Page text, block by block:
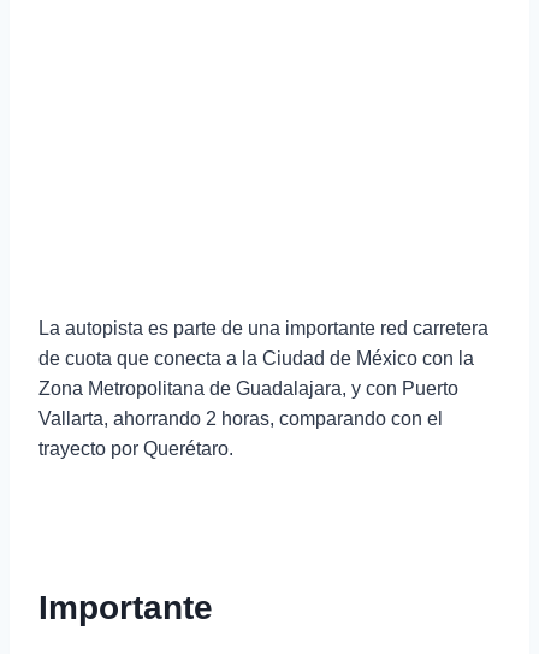
La autopista es parte de una importante red carretera
de cuota que conecta a la Ciudad de México con la
Zona Metropolitana de Guadalajara, y con Puerto
Vallarta, ahorrando 2 horas, comparando con el
trayecto por Querétaro.
Importante